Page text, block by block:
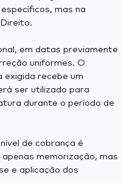
mas na
em datas previamente
uniformes. O
exigida recebe um
ser utilizado para
durante o período de
de cobrança é
memorização, mas
e aplicação dos